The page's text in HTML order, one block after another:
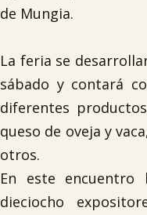
de Mungia.
La feria se
sábado y contará
diferentes
queso de oveja y
otros.
En este encuentro
dieciocho